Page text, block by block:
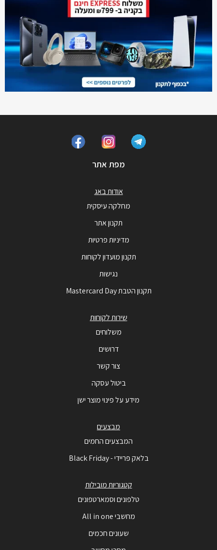
מפת אתר
אודות באג
מחלקה עיסקית
תקנון אתר
מדיניות פרטיות
תקנון מועדון לקוחות
נגישות
תקנון הטבת Mastercard Day
שירות לקוחות
משלוחים
דרושים
צור קשר
ביטול עסקה
מידע על פינוי מוצר ישן
מבצעים
המבצעים החמים
בלאק פריידי - Black Friday
קטגוריות מובילות
טלפונים וסמארטפונים
מחשבי All in one
שעונים חכמים